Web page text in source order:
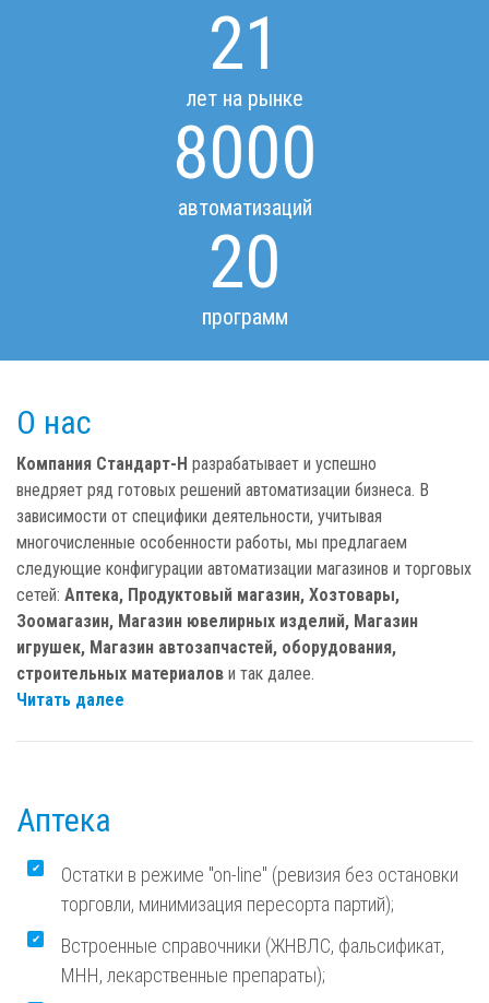
21
лет на рынке
8000
автоматизаций
20
программ
О нас
Компания Стандарт-Н разрабатывает и успешно
внедряет ряд готовых решений автоматизации бизнеса. В
зависимости от специфики деятельности, учитывая
многочисленные особенности работы, мы предлагаем
следующие конфигурации автоматизации магазинов и торговых
сетей: Аптека, Продуктовый магазин, Хозтовары,
Зоомагазин, Магазин ювелирных изделий, Магазин
игрушек, Магазин автозапчастей, оборудования,
строительных материалов и так далее.
Читать далее
Аптека
Остатки в режиме "on-line" (ревизия без остановки
торговли, минимизация пересорта партий);
Встроенные справочники (ЖНВЛС, фальсификат,
МНН, лекарственные препараты);